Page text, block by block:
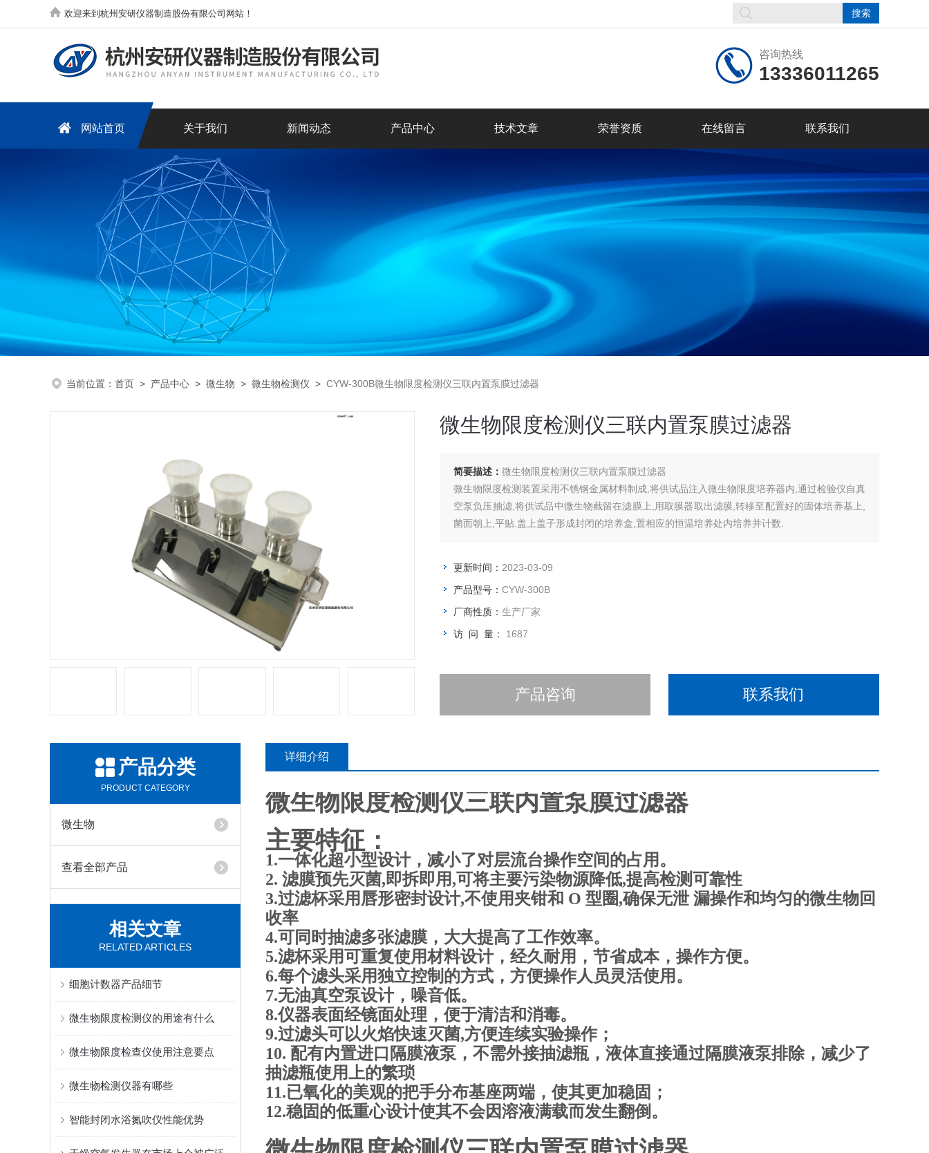
欢迎来到杭州安研仪器制造股份有限公司网站！
咨询热线
13336011265
网站首页 关于我们 新闻动态 产品中心 技术文章 荣誉资质 在线留言 联系我们
当前位置： 首页 > 产品中心 > 微生物 > 微生物检测仪 > CYW-300B微生物限度检测仪三联内置泵膜过滤器
微生物限度检测仪三联内置泵膜过滤器
简要描述： 微生物限度检测仪三联内置泵膜过滤器
微生物限度检测装置采用不锈钢金属材料制成,将供试品注入微生物限度培养器内,通过检验仪自真
空泵负压抽滤,将供试品中微生物截留在滤膜上,用取膜器取出滤膜,转移至配置好的固体培养基上,
菌面朝上,平贴.盖上盖子形成封闭的培养盒,置相应的恒温培养处内培养并计数.
更新时间： 2023-03-09
产品型号： CYW-300B
厂商性质： 生产厂家
访 问 量： 1687
产品咨询 联系我们
产品分类
PRODUCT CATEGORY
微生物
查看全部产品
相关文章
RELATED ARTICLES
细胞计数器产品细节
微生物限度检测仪的用途有什么
微生物限度检查仪使用注意要点
微生物检测仪器有哪些
智能封闭水浴氮吹仪性能优势
详细介绍
微生物限度检测仪三联内置泵膜过滤器
主要特征：
1.一体化超小型设计，减小了对层流台操作空间的占用。
2. 滤膜预先灭菌,即拆即用,可将主要污染物源降低,提高检测可靠性
3.过滤杯采用唇形密封设计,不使用夹钳和 O 型圈,确保无泄 漏操作和均匀的微生物回
收率
4.可同时抽滤多张滤膜，大大提高了工作效率。
5.滤杯采用可重复使用材料设计，经久耐用，节省成本，操作方便。
6.每个滤头采用独立控制的方式，方便操作人员灵活使用。
7.无油真空泵设计，噪音低。
8.仪器表面经镜面处理，便于清洁和消毒。
9.过滤头可以火焰快速灭菌,方便连续实验操作；
10. 配有内置进口隔膜液泵，不需外接抽滤瓶，液体直接通过隔膜液泵排除，减少了
抽滤瓶使用上的繁琐
11.已氧化的美观的把手分布基座两端，使其更加稳固；
12.稳固的低重心设计使其不会因溶液满载而发生翻倒。